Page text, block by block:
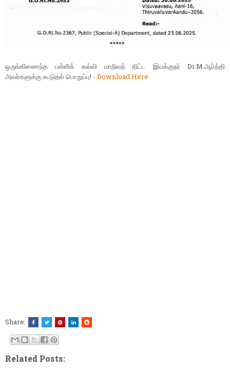
ஒருங்கிணைந்த பள்ளிக் கல்வி மாநிலத் திட்ட இயக்குநர் Dr.M.ஆர்த்தி
அவர்களுக்கு கூடுதல் பொறுப்பு! - Download Here
Share:
Related Posts: